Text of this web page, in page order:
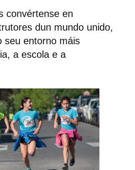
convértense en
dun mundo unido,
seu entorno máis
a escola e a